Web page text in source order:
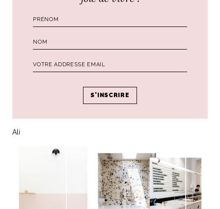
soit harmonieux. Après des semaines d’hésitation et la
BERNI
plans de travail, les morceaux de verre colorés reprenant les
couleurs de la maison donc la nuance terre-cuite, le vert
Ali